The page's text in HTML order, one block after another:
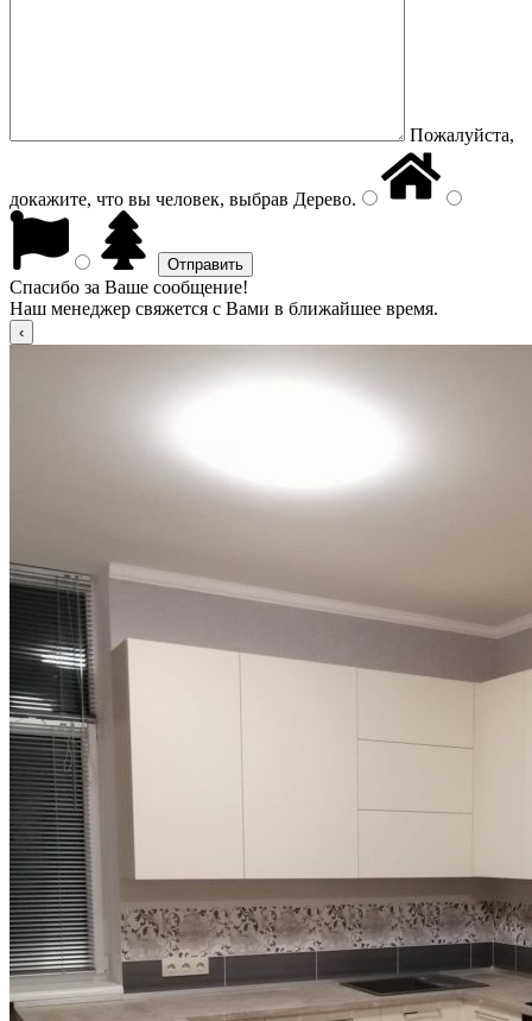
Пожалуйста,
докажите, что вы человек, выбрав Дерево.
Спасибо за Ваше сообщение!
Наш менеджер свяжется с Вами в ближайшее время.